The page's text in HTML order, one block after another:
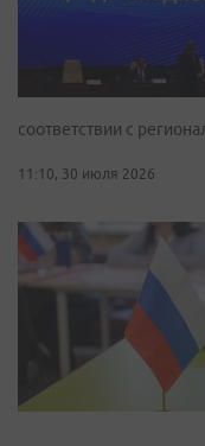
соответствии с
11:10, 30 июля 2026